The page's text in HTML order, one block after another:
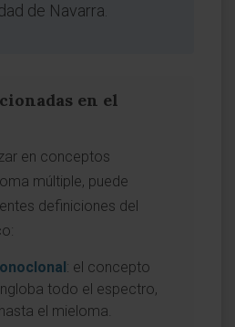
de Navarra.
en el
en conceptos
múltiple, puede
definiciones del
: el concepto
todo el espectro,
el mieloma.